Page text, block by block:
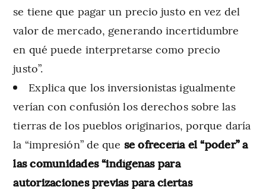
se tiene que pagar un precio justo en vez del
valor de mercado, generando incertidumbre
en qué puede interpretarse como precio
justo”.
Explica que los inversionistas igualmente
verían con confusión los derechos sobre las
tierras de los pueblos originarios, porque daría
la “impresión” de que se ofrecería el “poder” a
las comunidades “indígenas para
autorizaciones previas para ciertas